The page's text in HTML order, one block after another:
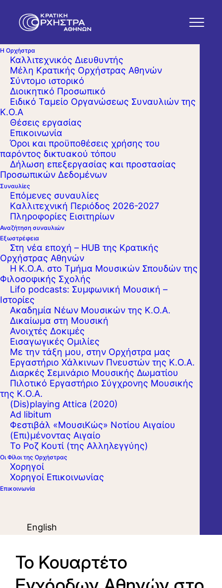
Η Ορχήστρα
Καλλιτεχνικός Διευθυντής
Μέλη Κρατικής Ορχήστρας Αθηνών
Σύντομο ιστορικό
Διοικητικό Προσωπικό
Ειδικό Ταμείο Οργανώσεως Συναυλιών της
Κ.Ο.Α
Θέσεις εργασίας
Επικοινωνία
Όροι και προϋποθέσεις χρήσης του
παρόντος δικτυακού τόπου
Δήλωση επεξεργασίας και προστασίας
Προσωπικών Δεδομένων
Συναυλίες
Επόμενες συναυλίες
Kαλλιτεχνική Περιόδος 2026-2027
Πληροφορίες Εισιτηρίων
Αναζήτηση συναυλιών
Εξωστρέφεια
Στη νέα εποχή – HUB της Κρατικής
Ορχήστρας Αθηνών
Η Κ.Ο.Α. στο Τμήμα Μουσικών Σπουδών της
Φιλοσοφικής Σχολής
Lifo podcasts: Συμφωνική Μουσική –
Ιστορίες
Ακαδημία Νέων Μουσικών της Κ.Ο.Α.
Δικαίωμα στη Μουσική
Ανοιχτές Δοκιμές
Εισαγωγικές Ομιλίες
Με την τάξη μου, στην Ορχήστρα μας
Εργαστήριo Χάλκινων Πνευστών της Κ.Ο.Α.
Διαρκές Σεμινάριο Μουσικής Δωματίου
Πιλοτικό Εργαστήριο Σύγχρονης Μουσικής
της Κ.Ο.Α.
(Dis)playing Attica (2020)
Ad libitum
Φεστιβάλ «ΜουσιΚώς» Νοτίου Αιγαίου
(Επι)μένοντας Αιγαίο
Το Ροζ Κουτί (της Αλληλεγγύης)
Οι Φίλοι της Ορχήστρας
Χορηγοί
Χορηγοί Επικοινωνίας
Επικοινωνία
English
Το Κουαρτέτο